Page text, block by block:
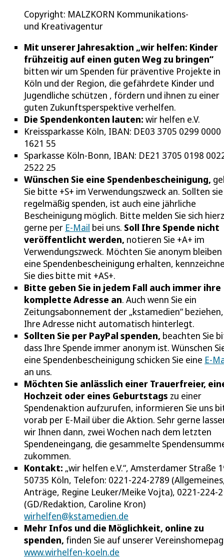
Copyright: MALZKORN Kommunikations-
und Kreativagentur
Mit unserer Jahresaktion „wir helfen: Kinder
frühzeitig auf einen guten Weg zu bringen“
bitten wir um Spenden für präventive Projekte in
Köln und der Region, die gefährdete Kinder und
Jugendliche schützen , fördern und ihnen zu einer
guten Zukunftsperspektive verhelfen.
Die Spendenkonten lauten: wir helfen e.V.
Kreissparkasse Köln, IBAN: DE03 3705 0299 0000
1621 55
Sparkasse Köln-Bonn, IBAN: DE21 3705 0198
2522 25
Wünschen Sie eine Spendenbescheinigung,
Sie bitte +S+ im Verwendungszweck an. Sollten sie
regelmäßig spenden, ist auch eine jährliche
Bescheinigung möglich. Bitte melden Sie sich
gerne per E-Mail bei uns. Soll Ihre Spende nicht
veröffentlicht werden, notieren Sie +A+ im
Verwendungszweck. Möchten Sie anonym
eine Spendenbescheinigung erhalten,
Sie dies bitte mit +AS+.
Bitte geben Sie in jedem Fall auch immer ihre
komplette Adresse an. Auch wenn Sie ein
Zeitungsabonnement der „kstamedien“
Ihre Adresse nicht automatisch hinterlegt.
Sollten Sie per PayPal spenden, beachten Sie
dass Ihre Spende immer anonym ist. Wünschen
eine Spendenbescheinigung schicken Sie eine E-
an uns.
Möchten Sie anlässlich einer Trauerfreier,
Hochzeit oder eines Geburtstags zu einer
Spendenaktion aufzurufen, informieren Sie uns
vorab per E-Mail über die Aktion. Sehr gerne
wir Ihnen dann, zwei Wochen nach dem letzten
Spendeneingang, die gesammelte
zukommen.
Kontakt: „wir helfen e.V.“, Amsterdamer Straße
50735 Köln, Telefon: 0221-224-2789
Anträge, Regine Leuker/Meike Vojta), 0221-224-
(GD/Redaktion, Caroline Kron)
wirhelfen@kstamedien.de
Mehr Infos und die Möglichkeit, online zu
spenden, finden Sie auf unserer
www.wirhelfen-koeln.de